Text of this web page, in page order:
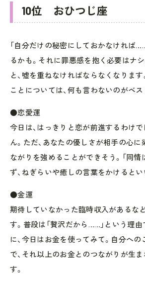
10位 おひつじ座
「自分だけの秘密にしておかなければ
るかも。それに罪悪感を抱く必要はナシ
と、嘘を重ねなければならなくなりま
ことについては、何も言わないのがベス
●恋愛運
今日は、はっきりと恋が前進するわけ
ん。ただ、あなたの優しさが相手の心に
ながりを強めることができそう。「同情
ず、ねぎらいや癒しの言葉をかけるとい
●金運
期待していなかった臨時収入があるな
す。普段は「贅沢だから……」という理
に、今日はお金を使ってみて。自分への
で、それ以上のお金とのつながりが生
す。